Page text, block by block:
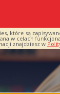
które są
w celach
znajdziesz w